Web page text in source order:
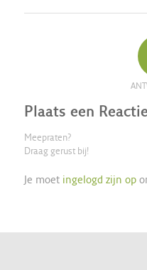
Plaats een Reactie
Meepraten?
Draag gerust bij!
Je moet ingelogd zijn op